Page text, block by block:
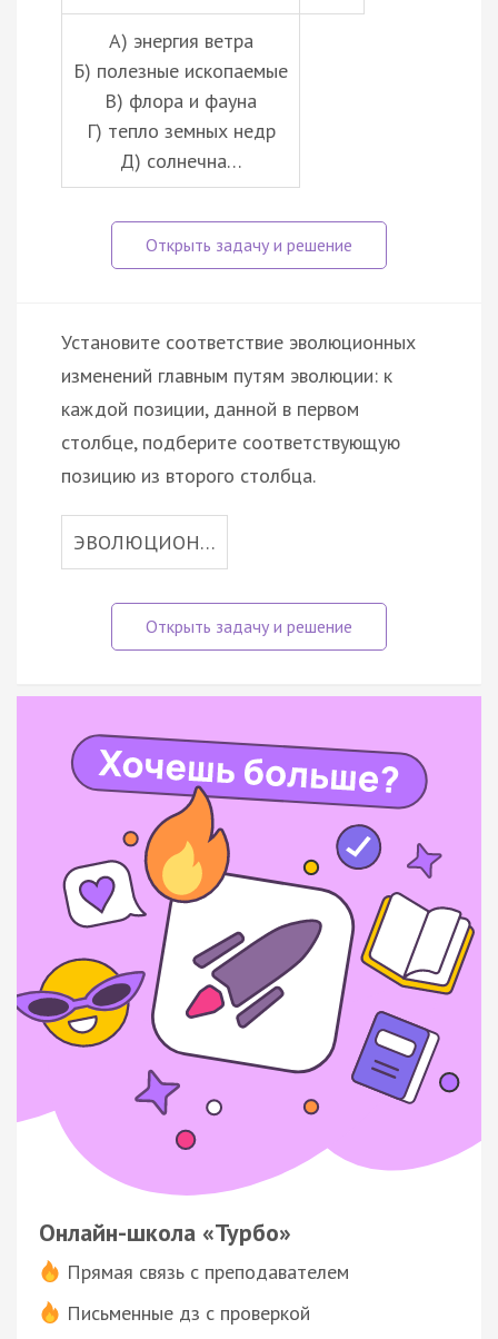
А) энергия ветра
Б) полезные ископаемые
В) флора и фауна
Г) тепло земных недр
Д) солнечна…
Установите соответствие эволюционных
изменений главным путям эволюции: к
каждой позиции, данной в первом
столбце, подберите соответствующую
позицию из второго столбца.
ЭВОЛЮЦИОН…
Онлайн-школа «Турбо»
Прямая связь с преподавателем
Письменные дз с проверкой